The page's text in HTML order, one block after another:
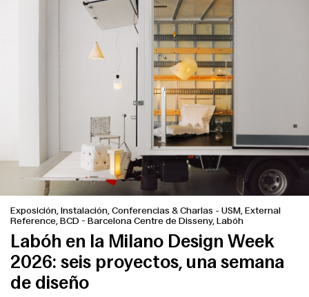
Exposición, Instalación, Conferencias & Charlas - USM, External
Reference, BCD - Barcelona Centre de Disseny, Labóh
Labóh en la Milano Design Week
2026: seis proyectos, una semana
de diseño